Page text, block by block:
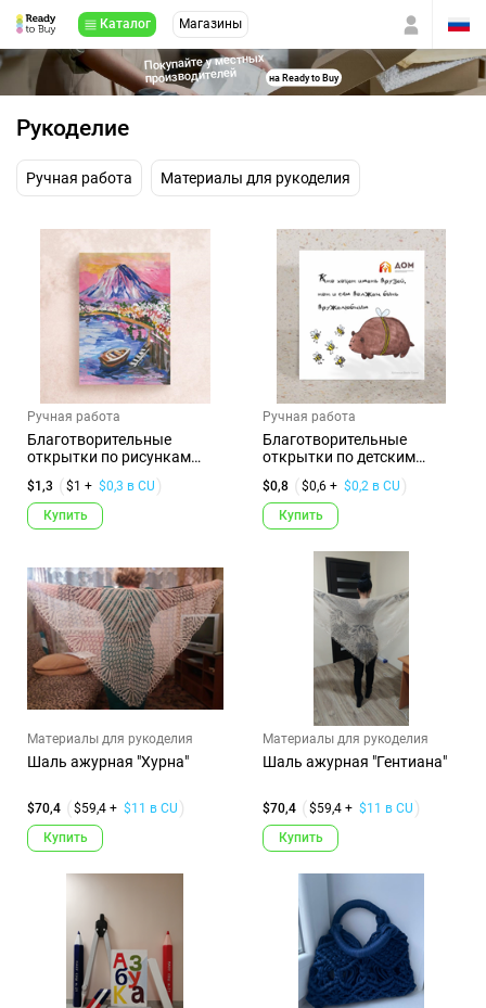
Каталог Магазины
Покупайте у местных
производителей на Ready to Buy
Рукоделие
Ручная работа Материалы для рукоделия
Ручная работа
Благотворительные
открытки по рисункам
$1,3 $1 + $0,3 в CU
Купить
Ручная работа
Благотворительные
открытки по детским
$0,8 $0,6 + $0,2 в CU
Купить
Материалы для рукоделия
Шаль ажурная "Хурна"
$70,4 $59,4 + $11 в CU
Купить
Материалы для рукоделия
Шаль ажурная "Гентиана"
$70,4 $59,4 + $11 в CU
Купить